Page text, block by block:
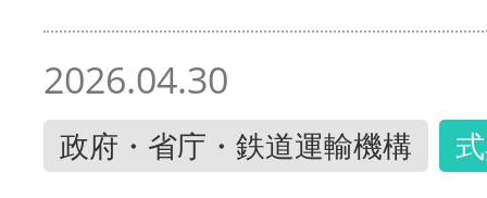
2026.04.30
政府・省庁・鉄道運輸機構